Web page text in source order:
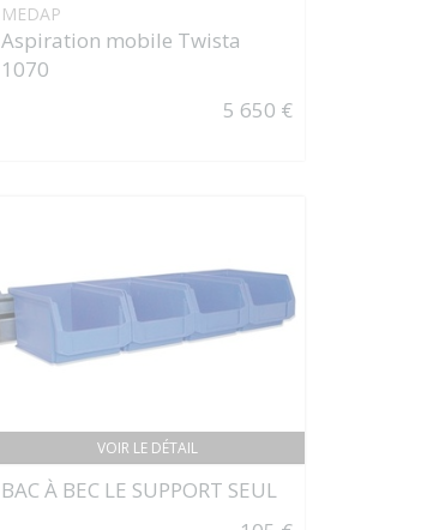
MEDAP
Aspiration mobile Twista
1070
5 650 €
VOIR LE DÉTAIL
BAC À BEC LE SUPPORT SEUL